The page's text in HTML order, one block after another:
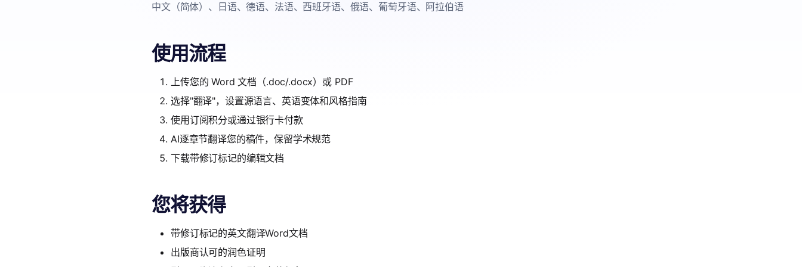
中文（简体）、日语、德语、法语、西班牙语、俄语、葡萄牙语、阿拉伯语
使用流程
上传您的 Word 文档（.doc/.docx）或 PDF
选择"翻译"，设置源语言、英语变体和风格指南
使用订阅积分或通过银行卡付款
AI逐章节翻译您的稿件，保留学术规范
下载带修订标记的编辑文档
您将获得
带修订标记的英文翻译Word文档
出版商认可的润色证明